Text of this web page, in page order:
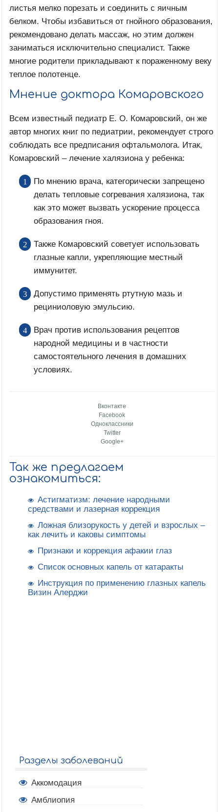
листья мелко порезать и соединить с яичным
белком. Чтобы избавиться от гнойного образования,
рекомендовано делать массаж, но этим должен
заниматься исключительно специалист. Также
многие родители прикладывают к пораженному веку
теплое полотенце.
Мнение доктора Комаровского
Всем известный педиатр Е. О. Комаровский, он же
автор многих книг по педиатрии, рекомендует строго
соблюдать все предписания офтальмолога. Итак,
Комаровский – лечение халязиона у ребенка:
По мнению врача, категорически запрещено
делать тепловые согревания халязиона, так
как это может вызвать ускорение процесса
образования гноя.
Также Комаровский советует использовать
глазные капли, укрепляющие местный
иммунитет.
Допустимо применять ртутную мазь и
рециниоловую эмульсию.
Врач против использования рецептов
народной медицины и в частности
самостоятельного лечения в домашних
условиях.
Вконтакте
Facebook
Одноклассники
Twitter
Google+
Так же предлагаем
ознакомиться:
Астигматизм: лечение народными
средствами и лазерная коррекция
Ложная близорукость у детей и взрослых –
как лечить и каковы симптомы
Признаки и коррекция афакии глаз
Список основных капель от катаракты
Инструкция по применению глазных капель
Визин Алерджи
Разделы заболеваний
Аккомодация
Амблиопия